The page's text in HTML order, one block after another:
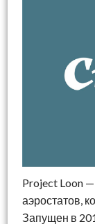
Project Loon —
аэростатов,
Запущен в